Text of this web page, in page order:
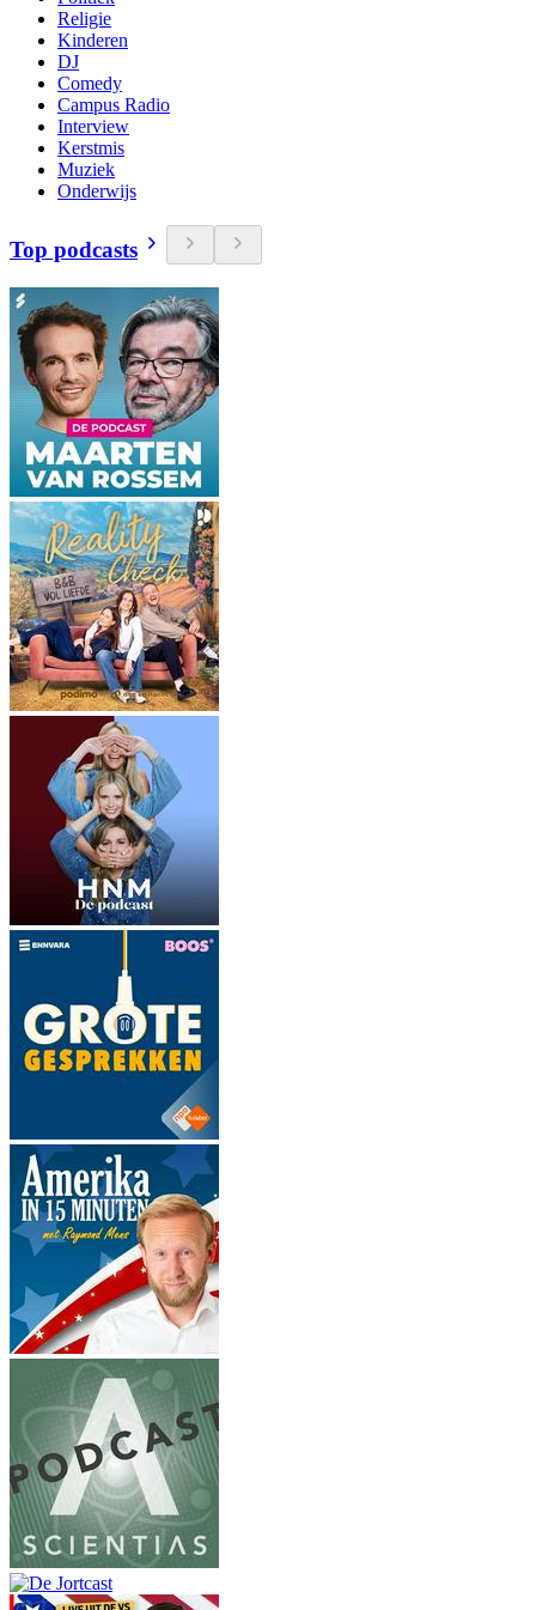
Religie
Kinderen
DJ
Comedy
Campus Radio
Interview
Kerstmis
Muziek
Onderwijs
Top podcasts